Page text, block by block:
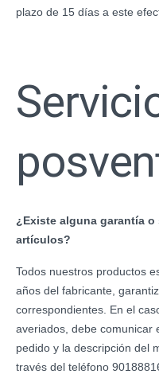
plazo de 15 días a este
¿Existe alguna garantía
artículos?
Todos nuestros productos
años del fabricante,
correspondientes. En el
averiados, debe comunicar
pedido y la descripción del
través del teléfono